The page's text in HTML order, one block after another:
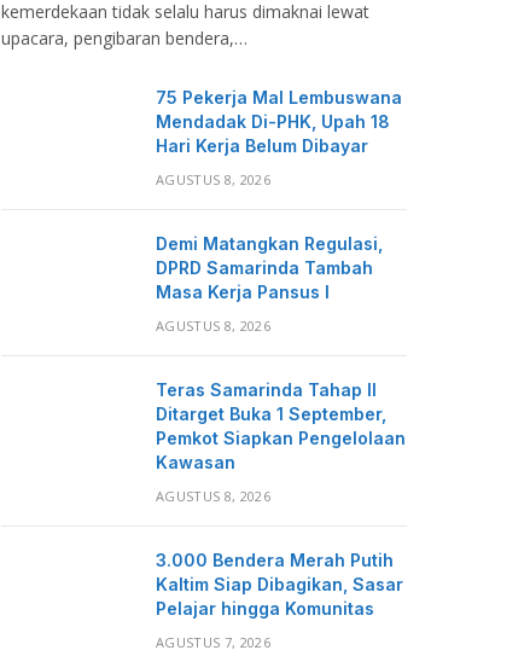
kemerdekaan tidak selalu harus dimaknai lewat
upacara, pengibaran bendera,…
75 Pekerja Mal Lembuswana
Mendadak Di-PHK, Upah 18
Hari Kerja Belum Dibayar
AGUSTUS 8, 2026
Demi Matangkan Regulasi,
DPRD Samarinda Tambah
Masa Kerja Pansus I
AGUSTUS 8, 2026
Teras Samarinda Tahap II
Ditarget Buka 1 September,
Pemkot Siapkan Pengelolaan
Kawasan
AGUSTUS 8, 2026
3.000 Bendera Merah Putih
Kaltim Siap Dibagikan, Sasar
Pelajar hingga Komunitas
AGUSTUS 7, 2026